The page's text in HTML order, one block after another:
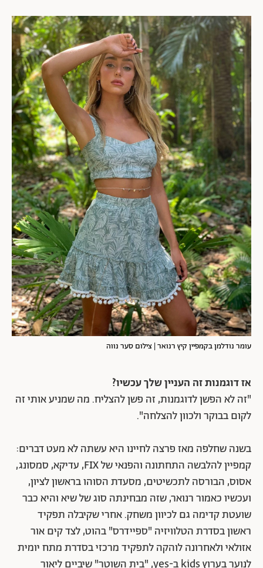
עומר נודלמן בקמפיין קיץ רנואר | צילום סער נווה
אז דוגמנות זה העניין שלך עכשיו?
"זה לא הפשן לדוגמנות, זה פשן להצליח. מה שמניע אותי זה
לקום בבוקר ולכוון להצלחה".
בשנה שחלפה מאז פרצה לחיינו היא עשתה לא מעט דברים:
קמפיין להלבשה התחתונה והפנאי של FIX, עדיקא, סמסונג,
אסוס, הבורסה לתכשיטים, מסעדת הסוהו בראשון לציון,
ועכשיו כאמור רנואר, שזה מבחינתה סוג של שיא והיא כבר
שועטת קדימה גם לכיוון משחק. אחרי שקיבלה תפקיד
ראשון בסדרת הטלוויזיה "ספיידרס" בהוט, לצד קים אור
אזולאי ולאחרונה לוהקה לתפקיד מרכזי בסדרת מתח יומית
לנוער בערוץ kids ב-yes, "בית השוטר" שיביים ליאור